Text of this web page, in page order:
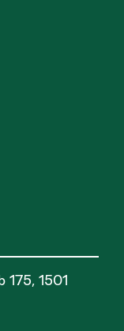
175, 1501